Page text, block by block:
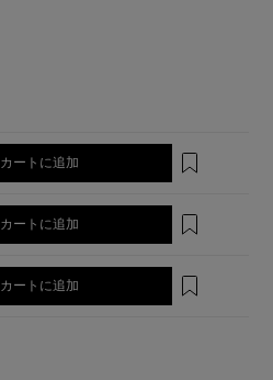
カートに追加
カートに追加
カートに追加